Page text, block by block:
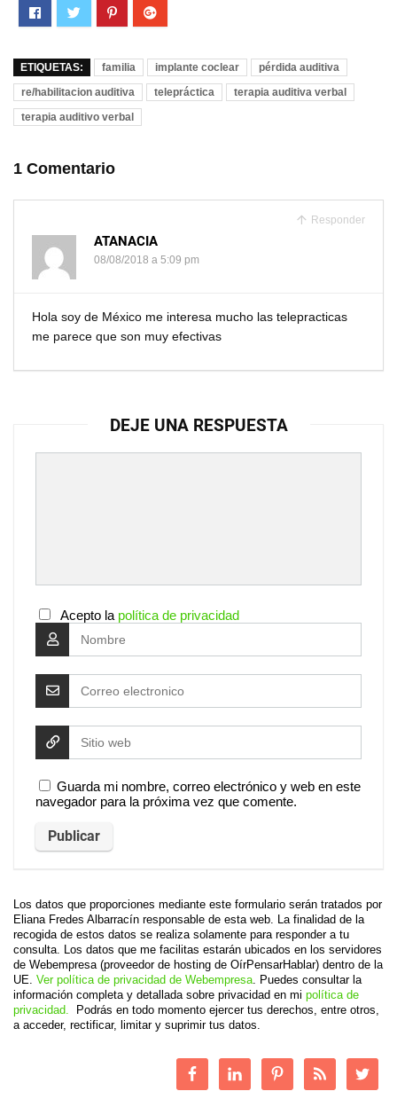
ETIQUETAS: familia implante coclear
pérdida auditiva
re/habilitacion auditiva
telepráctica
terapia auditiva verbal
terapia auditivo verbal
1 Comentario
Responder
ATANACIA
08/08/2018 a 5:09 pm
Hola soy de México me interesa mucho las telepracticas
me parece que son muy efectivas
DEJE UNA RESPUESTA
Acepto la política de privacidad
Guarda mi nombre, correo electrónico y web en este
navegador para la próxima vez que comente.
Los datos que proporciones mediante este formulario serán tratados por
Eliana Fredes Albarracín responsable de esta web. La finalidad de la
recogida de estos datos se realiza solamente para responder a tu
consulta. Los datos que me facilitas estarán ubicados en los servidores
de Webempresa (proveedor de hosting de OírPensarHablar) dentro de la
UE. Ver política de privacidad de Webempresa. Puedes consultar la
información completa y detallada sobre privacidad en mi política de
privacidad. Podrás en todo momento ejercer tus derechos, entre otros,
a acceder, rectificar, limitar y suprimir tus datos.